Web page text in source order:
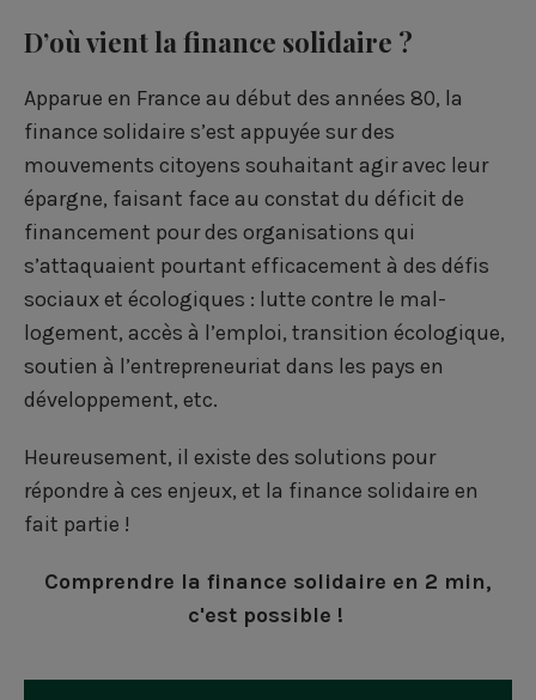
r
t
a
g
e
r
s
u
r
F
a
c
b
o
o
r
t
a
g
e
r
s
u
r
i
n
e
d
i
r
t
a
g
e
r
s
u
r
w
i
t
e
r
m
a
i
l
D’où vient la finance solidaire ?
Apparue en France au début des années 80, la
finance solidaire s’est appuyée sur des
mouvements citoyens souhaitant agir avec leur
épargne, faisant face au constat du déficit de
financement pour des organisations qui
s’attaquaient pourtant efficacement à des défis
sociaux et écologiques : lutte contre le mal-
logement, accès à l’emploi, transition écologique,
soutien à l’entrepreneuriat dans les pays en
développement, etc.
Heureusement, il existe des solutions pour
répondre à ces enjeux, et la finance solidaire en
fait partie !
Comprendre la finance solidaire en 2 min,
c'est possible !